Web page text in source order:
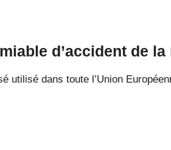
d’accident de la
utilisé dans toute l’Union